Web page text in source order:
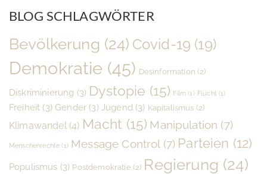
BLOG SCHLAGWÖRTER
Bevölkerung (24) Covid-19 (19)
Demokratie (45) Desinformation (2)
Diskriminierung (3) Dystopie (15) Film (1) Flucht (1)
Freiheit (3) Gender (3) Jugend (3) Kapitalismus (2)
Klimawandel(4) Macht (15) Manipulation (7)
Menschenrechte (1) Message Control (7) Parteien (12)
Populismus (3) Postdemokratie (2) Regierung (24)